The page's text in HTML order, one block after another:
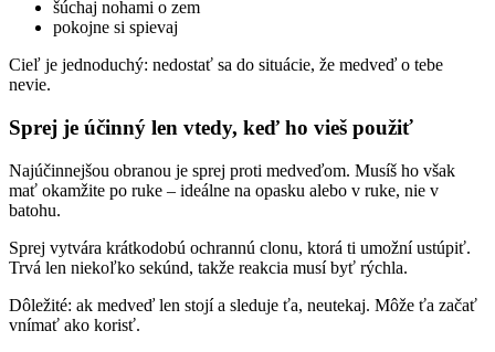
šúchaj nohami o zem
pokojne si spievaj
Cieľ je jednoduchý: nedostať sa do situácie, že medveď o tebe
nevie.
Sprej je účinný len vtedy, keď ho vieš použiť
Najúčinnejšou obranou je sprej proti medveďom. Musíš ho však
mať okamžite po ruke – ideálne na opasku alebo v ruke, nie v
batohu.
Sprej vytvára krátkodobú ochrannú clonu, ktorá ti umožní ustúpiť.
Trvá len niekoľko sekúnd, takže reakcia musí byť rýchla.
Dôležité: ak medveď len stojí a sleduje ťa, neutekaj. Môže ťa začať
vnímať ako korisť.